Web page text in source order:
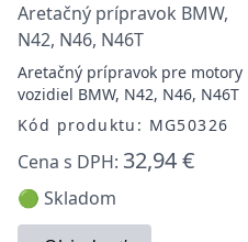
Aretačný prípravok BMW,
N42, N46, N46T
Aretačný prípravok pre motory
vozidiel BMW, N42, N46, N46T
Kód produktu: MG50326
Cena s DPH: 32,94 €
🟢 Skladom